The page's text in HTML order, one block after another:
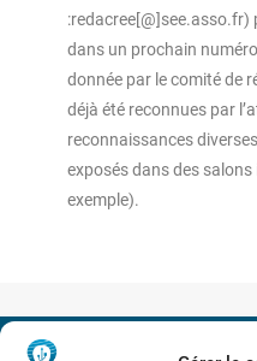
dans un prochain
donnée par le comité de
déjà été reconnues par
reconnaissances
exposés dans des
exemple).